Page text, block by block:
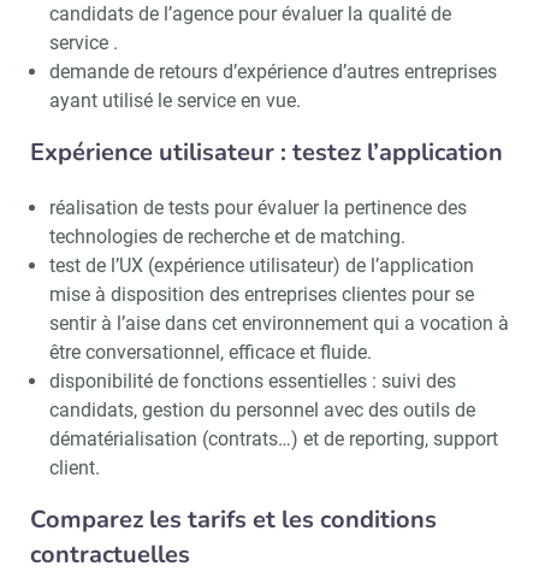
candidats de l’agence pour évaluer la qualité de
service .
demande de retours d’expérience d’autres entreprises
ayant utilisé le service en vue.
Expérience utilisateur : testez l’application
réalisation de tests pour évaluer la pertinence des
technologies de recherche et de matching.
test de l’UX (expérience utilisateur) de l’application
mise à disposition des entreprises clientes pour se
sentir à l’aise dans cet environnement qui a vocation à
être conversationnel, efficace et fluide.
disponibilité de fonctions essentielles : suivi des
candidats, gestion du personnel avec des outils de
dématérialisation (contrats…) et de reporting, support
client.
Comparez les tarifs et les conditions
contractuelles